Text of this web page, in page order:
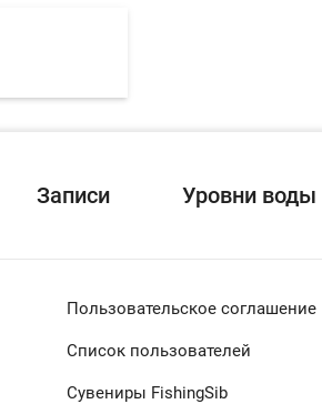
Записи Уровни воды
Пользовательское соглашение
Список пользователей
Сувениры FishingSib